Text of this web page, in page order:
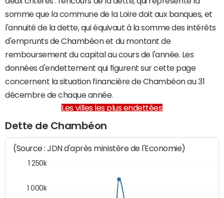
somme que la commune de la Loire doit aux banques, et
l'annuité de la dette, qui équivaut à la somme des intérêts
d'emprunts de Chambéon et du montant de
remboursement du capital au cours de l'année. Les
données d'endettement qui figurent sur cette page
concernent la situation financière de Chambéon au 31
décembre de chaque année.
Les villes les plus endettées
Dette de Chambéon
(Source : JDN d'après ministère de l'Economie)
1 000k
1 250k